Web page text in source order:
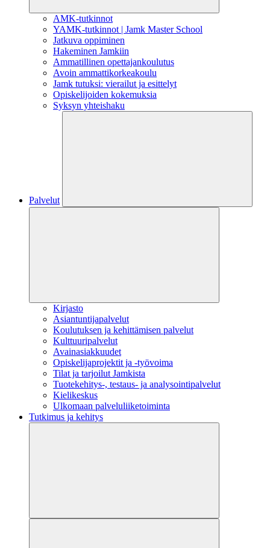
AMK-tutkinnot
YAMK-tutkinnot | Jamk Master School
Jatkuva oppiminen
Hakeminen Jamkiin
Ammatillinen opettajankoulutus
Avoin ammattikorkeakoulu
Jamk tutuksi: vierailut ja esittelyt
Opiskelijoiden kokemuksia
Syksyn yhteishaku
Palvelut
Kirjasto
Asiantuntijapalvelut
Koulutuksen ja kehittämisen palvelut
Kulttuuripalvelut
Avainasiakkuudet
Opiskelijaprojektit​ ja -työvoima
Tilat ja tarjoilut Jamkista
Tuotekehitys-, testaus- ja analysointipalvelut
Kielikeskus
Ulkomaan palveluliiketoiminta
Tutkimus ja kehitys